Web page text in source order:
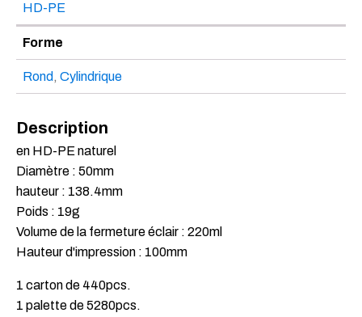
HD-PE
Forme
Rond , Cylindrique
Description
en HD-PE naturel
Diamètre : 50mm
hauteur : 138.4mm
Poids : 19g
Volume de la fermeture éclair : 220ml
Hauteur d'impression : 100mm
1 carton de 440pcs.
1 palette de 5280pcs.